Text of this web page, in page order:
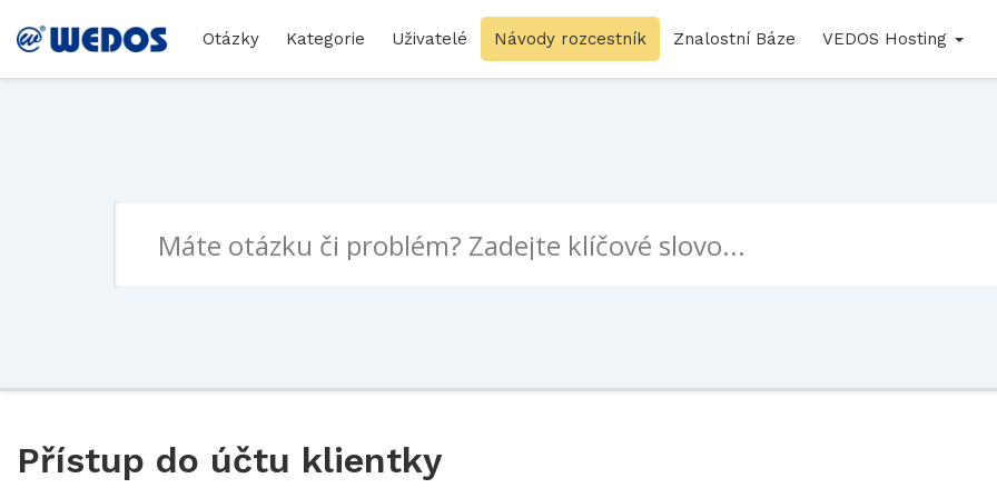
Otázky Kategorie Uživatelé Návody rozcestník Znalostní Báze VEDOS Hosting
Přístup do účtu klientky